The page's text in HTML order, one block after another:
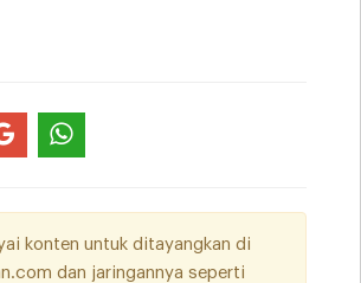
konten untuk ditayangkan di
dan jaringannya seperti